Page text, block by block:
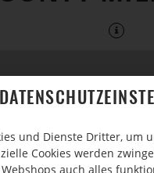
und Dienste Dritter, um
Cookies werden
auch alles